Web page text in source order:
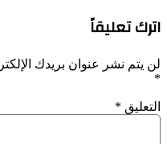
الجمهورية
انتخابه
لعهدة
اترك تعليقاً
لن يتم نشر عنوان بريدك
*
التعليق *